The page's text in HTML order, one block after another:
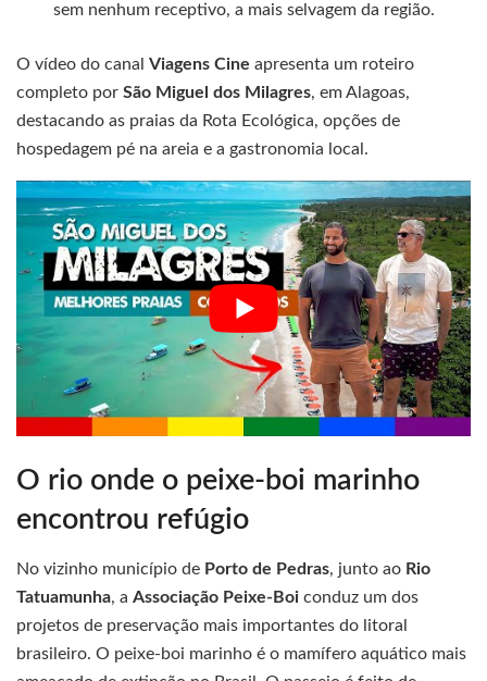
sem nenhum receptivo, a mais selvagem da região.
O vídeo do canal Viagens Cine apresenta um roteiro
completo por São Miguel dos Milagres, em Alagoas,
destacando as praias da Rota Ecológica, opções de
hospedagem pé na areia e a gastronomia local.
O rio onde o peixe-boi marinho
encontrou refúgio
No vizinho município de Porto de Pedras, junto ao Rio
Tatuamunha, a Associação Peixe-Boi conduz um dos
projetos de preservação mais importantes do litoral
brasileiro. O peixe-boi marinho é o mamífero aquático mais